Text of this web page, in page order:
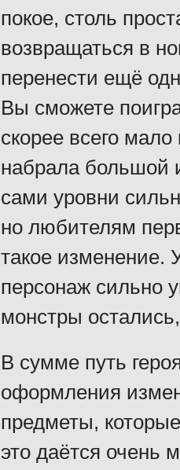
покое, столь
возвращаться в
перенести ещё
Вы сможете
скорее всего
набрала большой
сами уровни
но любителям
такое изменение.
персонаж сильно
монстры
В сумме путь
оформления
предметы,
это даётся очень